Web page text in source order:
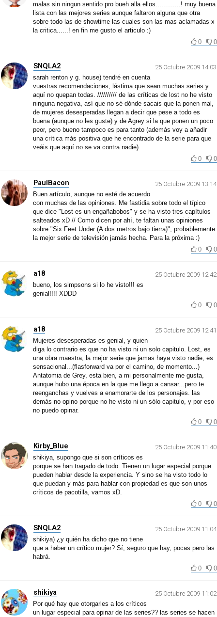
malas sin ningun sentido pro bueh alla ellos.............! muy buena
lista con las mejores series aunque faltaron alguna que otra
sobre todo las de showtime las cuales son las mas aclamadas x
la critica......! en fin me gusto el articulo :)
0
0
SNQLA2
25 Octubre 2009 14:03
sarah renton y g. house) tendré en cuenta
vuestras recomendaciones, lástima que sean muchas series y
aquí no quepan todas. ////////// de las críticas de lost no he visto
ninguna negativa, así que no sé dónde sacais que la ponen mal,
de mujeres desesperadas llegan a decir que pese a todo es
buena (aunque no les guste) y de Agrey si la que ponen un poco
peor, pero bueno tampoco es para tanto (además voy a añadir
una crítica más positiva que he encontrado de la serie para que
veáis que aquí no se va contra nadie)
0
0
PaulBacon
25 Octubre 2009 13:14
Buen artículo, aunque no esté de acuerdo
con muchas de las opiniones. Me fastidia sobre todo el típico
que dice "Lost es un engañabobos" y se ha visto tres capítulos
salteados xD // Como dicen por ahí, te faltan unas opiniones
sobre "Six Feet Under (A dos metros bajo tierra)", probablemente
la mejor serie de televisión jamás hecha. Para la próxima :)
0
0
a18
25 Octubre 2009 12:42
bueno, los simpsons si lo he visto!!! es
genial!!!! XDDD
0
0
a18
25 Octubre 2009 12:41
Mujeres desesperadas es genial, y quien
diga lo contrario es que no ha visto ni un solo capitulo. Lost, es
una obra maestra, la mejor serie que jamas haya visto nadie, es
sensacional...(flasforward va por el camino, de momento...)
Antatomia de Grey, esta bien, a mi personalmente me gusta,
aunque hubo una época en la que me llego a cansar...pero te
reenganchas y vuelves a enamorarte de los personajes. las
demás no opino porque no he visto ni un sólo capitulo, y por eso
no puedo opinar.
0
0
Kirby_Blue
25 Octubre 2009 11:40
shikiya, supongo que si son críticos es
porque se han tragado de todo. Tienen un lugar especial porque
pueden hablar desde la experiencia. Y sino se ha visto todo lo
que puedan y más para hablar con propiedad es que son unos
críticos de pacotilla, vamos xD.
0
0
SNQLA2
25 Octubre 2009 11:04
shikiya) ¿y quién ha dicho que no tiene
que a haber un crítico mujer? Sí, seguro que hay, pocas pero las
habrá.
0
0
shikiya
25 Octubre 2009 11:02
Por qué hay que otorgarles a los críticos
un lugar especial para opinar de las series?? las series se hacen